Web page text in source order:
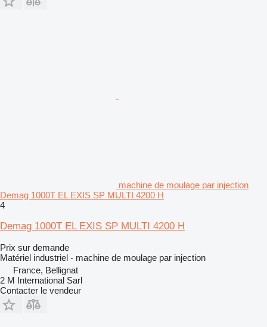
machine de moulage par injection
Demag 1000T EL EXIS SP MULTI 4200 H
4
Demag 1000T EL EXIS SP MULTI 4200 H
Prix sur demande
Matériel industriel - machine de moulage par injection
France, Bellignat
2 M International Sarl
Contacter le vendeur